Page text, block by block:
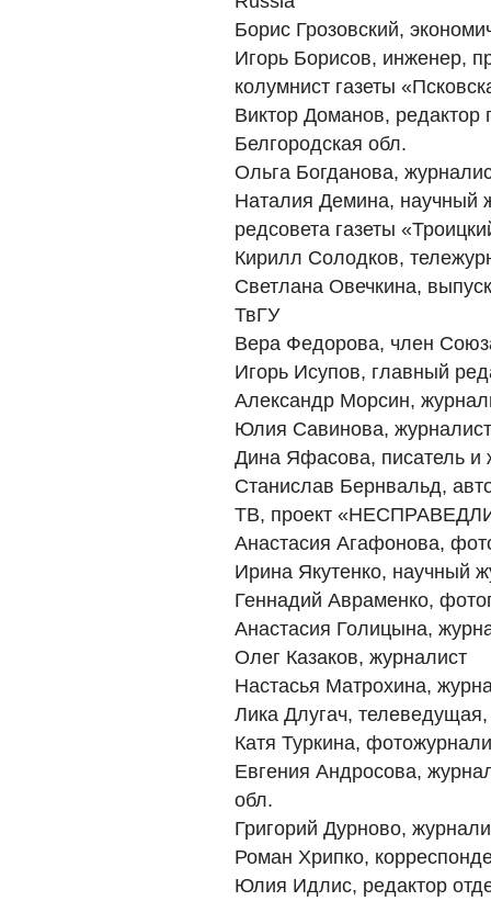
Борис Грозовский,
Игорь Борисов, инженер,
колумнист газеты
Виктор Доманов, редактор
Белгородская обл.
Ольга Богданова,
Наталия Демина, научный
редсовета газеты
Кирилл Солодков,
Светлана Овечкина,
ТвГУ
Вера Федорова, член
Игорь Исупов, главный
Александр Морсин,
Юлия Савинова, журналист
Дина Яфасова, писатель и
Станислав Бернвальд,
ТВ, проект
Анастасия Агафонова,
Ирина Якутенко, научный
Геннадий Авраменко,
Анастасия Голицына,
Олег Казаков, журналист
Настасья Матрохина,
Лика Длугач,
Катя Туркина,
Евгения Андросова,
обл.
Григорий Дурново,
Роман Хрипко,
Юлия Идлис, редактор